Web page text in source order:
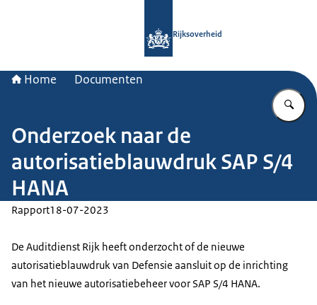
Rijksoverheid
Home Documenten
Onderzoek naar de
autorisatieblauwdruk SAP S/4
HANA
Rapport18-07-2023
De Auditdienst Rijk heeft onderzocht of de nieuwe
autorisatieblauwdruk van Defensie aansluit op de inrichting
van het nieuwe autorisatiebeheer voor SAP S/4 HANA.